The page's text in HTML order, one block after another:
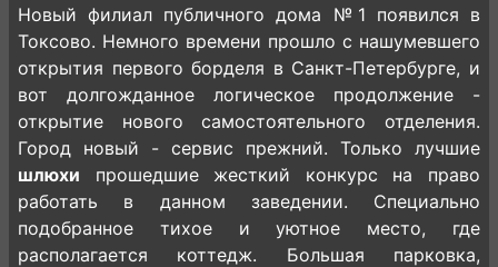
Новый филиал публичного дома №1 появился в
Токсово. Немного времени прошло с нашумевшего
открытия первого борделя в Санкт-Петербурге, и
вот долгожданное логическое продолжение -
открытие нового самостоятельного отделения.
Город новый - сервис прежний. Только лучшие
шлюхи прошедшие жесткий конкурс на право
работать в данном заведении. Специально
подобранное тихое и уютное место, где
располагается коттедж. Большая парковка,